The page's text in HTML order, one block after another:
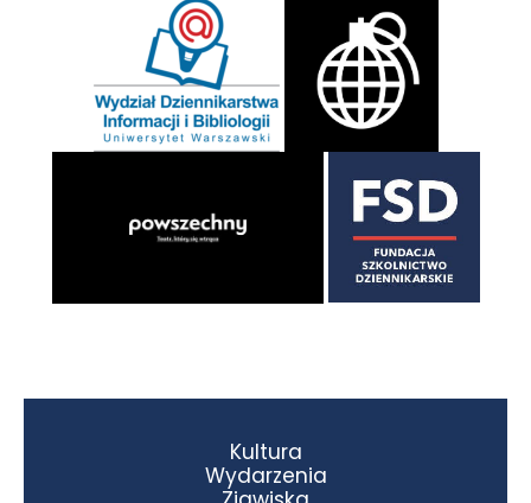
Kultura
Wydarzenia